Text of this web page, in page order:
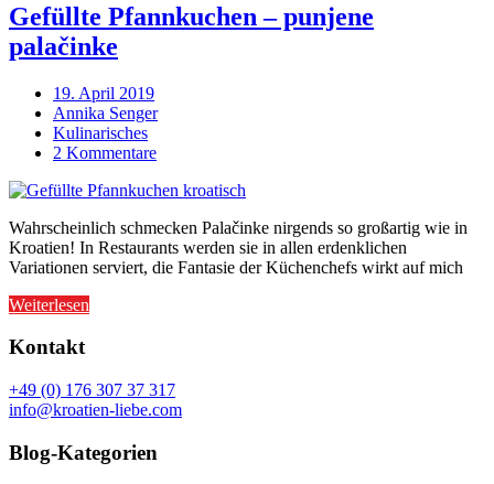
Gefüllte Pfannkuchen – punjene
palačinke
19. April 2019
Annika Senger
Kulinarisches
2 Kommentare
Wahrscheinlich schmecken Palačinke nirgends so großartig wie in
Kroatien! In Restaurants werden sie in allen erdenklichen
Variationen serviert, die Fantasie der Küchenchefs wirkt auf mich
Weiterlesen
Kontakt
+49 (0) 176 307 37 317
info@kroatien-liebe.com
Blog-Kategorien